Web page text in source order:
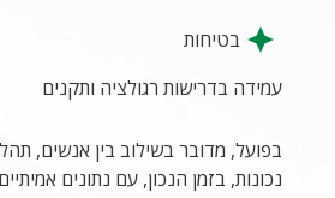
בטיחות
עמידה בדרישות רגולציה ותקנים
בפועל, מדובר בשילוב בין אנשים,
נכונות, בזמן הנכון, עם נתונים